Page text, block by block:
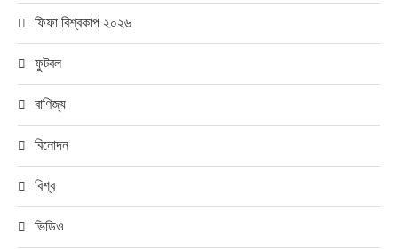
ফিফা বিশ্বকাপ ২০২৬
ফুটবল
বাণিজ্য
বিনোদন
বিশ্ব
ভিডিও